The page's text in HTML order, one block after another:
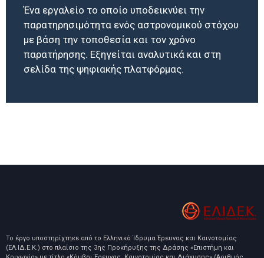
Ένα εργαλείο το οποίο υποδεικνύει την
παρατηρησιμότητα ενός αστρονομικού στόχου
με βάση την τοποθεσία και τον χρόνο
παρατήρησης. Εξηγείται αναλυτικά και στη
σελίδα της ψηφιακής πλατφόρμας.
Το έργο υποστηρίχτηκε από το Ελληνικό Ίδρυμα Έρευνας και Καινοτομίας
(ΕΛ.ΙΔ.Ε.Κ.) στο πλαίσιο της 3ης Προκήρυξης της Δράσης «Επιστήμη και